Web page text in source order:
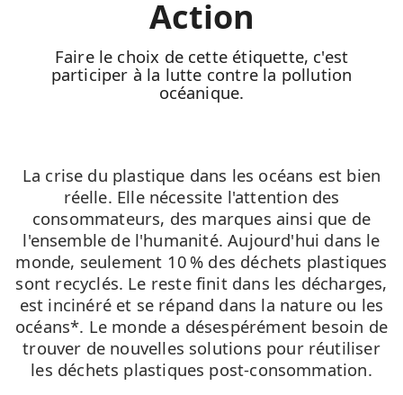
Action
Faire le choix de cette étiquette, c'est
participer à la lutte contre la pollution
océanique.
La crise du plastique dans les océans est bien
réelle. Elle nécessite l'attention des
consommateurs, des marques ainsi que de
l'ensemble de l'humanité. Aujourd'hui dans le
monde, seulement 10 % des déchets plastiques
sont recyclés. Le reste finit dans les décharges,
est incinéré et se répand dans la nature ou les
océans*. Le monde a désespérément besoin de
trouver de nouvelles solutions pour réutiliser
les déchets plastiques post-consommation.